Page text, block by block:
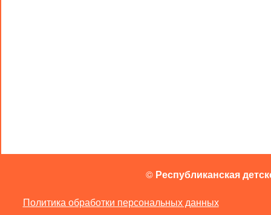
© Республиканская
Политика обработки персональных данных